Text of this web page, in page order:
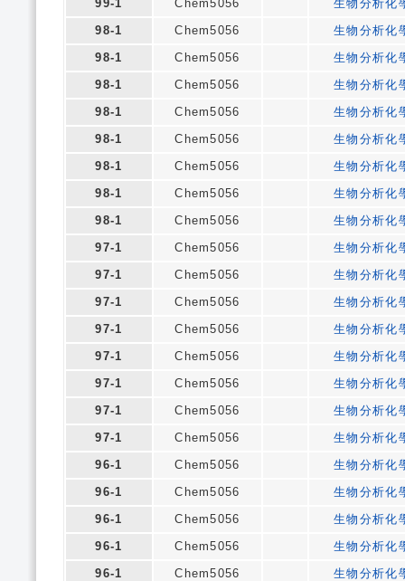
99-1
Chem5056
生物分析化
98-1
Chem5056
生物分析化
98-1
Chem5056
生物分析化
98-1
Chem5056
生物分析化
98-1
Chem5056
生物分析化
98-1
Chem5056
生物分析化
98-1
Chem5056
生物分析化
98-1
Chem5056
生物分析化
98-1
Chem5056
生物分析化
97-1
Chem5056
生物分析化
97-1
Chem5056
生物分析化
97-1
Chem5056
生物分析化
97-1
Chem5056
生物分析化
97-1
Chem5056
生物分析化
97-1
Chem5056
生物分析化
97-1
Chem5056
生物分析化
97-1
Chem5056
生物分析化
96-1
Chem5056
生物分析化
96-1
Chem5056
生物分析化
96-1
Chem5056
生物分析化
96-1
Chem5056
生物分析化
96-1
Chem5056
生物分析化